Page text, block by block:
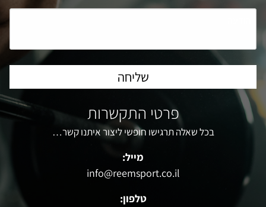
פרטי התקשרות
בכל שאלה תרגישו חופשי ליצור איתנו קשר…
מייל:
info@reemsport.co.il
טלפון: